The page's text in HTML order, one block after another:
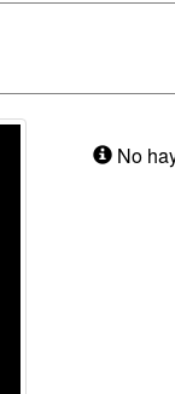
No